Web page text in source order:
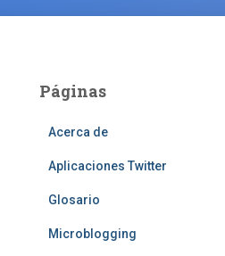
Páginas
Acerca de
Aplicaciones Twitter
Glosario
Microblogging